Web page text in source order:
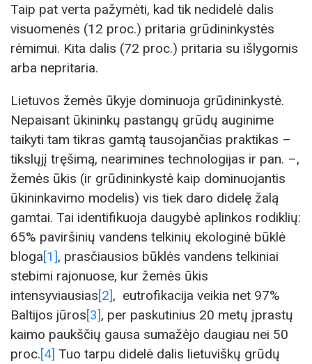
Taip pat verta pažymėti, kad tik nedidelė dalis
visuomenės (12 proc.) pritaria grūdininkystės
rėmimui. Kita dalis (72 proc.) pritaria su išlygomis
arba nepritaria.
Lietuvos žemės ūkyje dominuoja grūdininkystė.
Nepaisant ūkininkų pastangų grūdų auginime
taikyti tam tikras gamtą tausojančias praktikas –
tikslųjį tręšimą, nearimines technologijas ir pan. –,
žemės ūkis (ir grūdininkystė kaip dominuojantis
ūkininkavimo modelis) vis tiek daro didelę žalą
gamtai. Tai identifikuoja daugybė aplinkos rodiklių:
65% paviršinių vandens telkinių ekologinė būklė
bloga[1], prasčiausios būklės vandens telkiniai
stebimi rajonuose, kur žemės ūkis
intensyviausias[2], eutrofikacija veikia net 97%
Baltijos jūros[3], per paskutinius 20 metų įprastų
kaimo paukščių gausa sumažėjo daugiau nei 50
proc.[4] Tuo tarpu didelė dalis lietuviškų grūdų